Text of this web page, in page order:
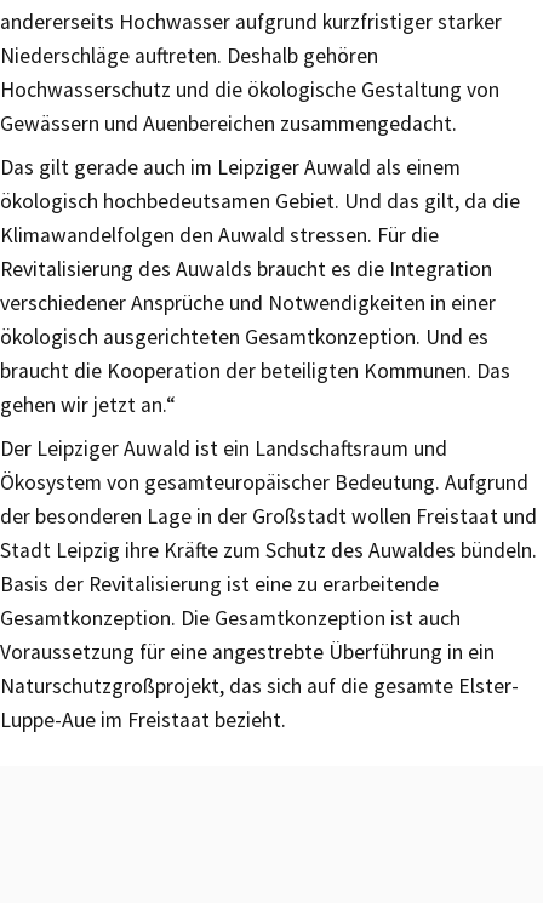
andererseits Hochwasser aufgrund kurzfristiger starker
Niederschläge auftreten. Deshalb gehören
Hochwasserschutz und die ökologische Gestaltung von
Gewässern und Auenbereichen zusammengedacht.
Das gilt gerade auch im Leipziger Auwald als einem
ökologisch hochbedeutsamen Gebiet. Und das gilt, da die
Klimawandelfolgen den Auwald stressen. Für die
Revitalisierung des Auwalds braucht es die Integration
verschiedener Ansprüche und Notwendigkeiten in einer
ökologisch ausgerichteten Gesamtkonzeption. Und es
braucht die Kooperation der beteiligten Kommunen. Das
gehen wir jetzt an.“
Der Leipziger Auwald ist ein Landschaftsraum und
Ökosystem von gesamteuropäischer Bedeutung. Aufgrund
der besonderen Lage in der Großstadt wollen Freistaat und
Stadt Leipzig ihre Kräfte zum Schutz des Auwaldes bündeln.
Basis der Revitalisierung ist eine zu erarbeitende
Gesamtkonzeption. Die Gesamtkonzeption ist auch
Voraussetzung für eine angestrebte Überführung in ein
Naturschutzgroßprojekt, das sich auf die gesamte Elster-
Luppe-Aue im Freistaat bezieht.